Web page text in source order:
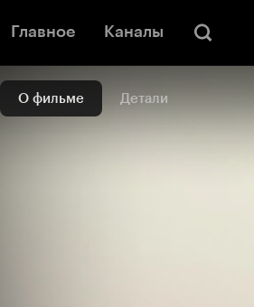
Главное Каналы
О фильме Детали